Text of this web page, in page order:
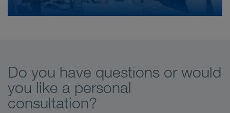
Do you have questions or would
you like a personal
consultation?